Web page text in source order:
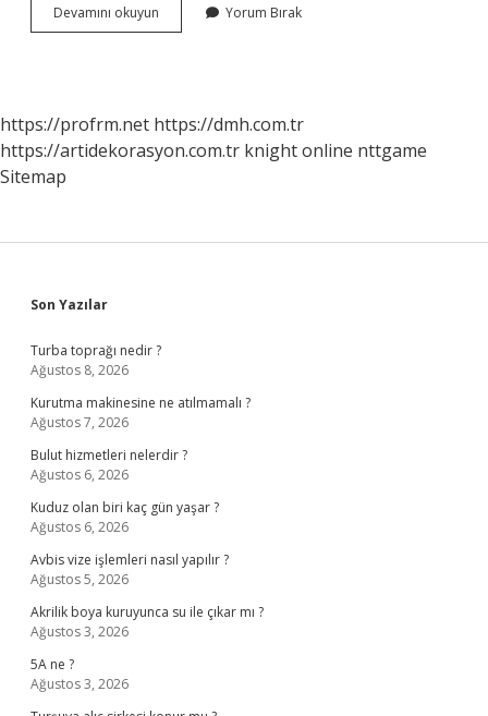
Devamını okuyun Demirin
Ana
Yorum Bırak
https://profrm.net https://dmh.com.tr
https://artidekorasyon.com.tr knight online nttgame
Sitemap
Sidebar
Son Yazılar
Turba toprağı nedir ?
Ağustos 8, 2026
Kurutma makinesine ne atılmamalı ?
Ağustos 7, 2026
Bulut hizmetleri nelerdir ?
Ağustos 6, 2026
Kuduz olan biri kaç gün yaşar ?
Ağustos 6, 2026
Avbis vize işlemleri nasıl yapılır ?
Ağustos 5, 2026
Akrilik boya kuruyunca su ile çıkar mı ?
Ağustos 3, 2026
5A ne ?
Ağustos 3, 2026